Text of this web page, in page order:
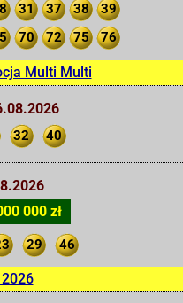
31 37 38
39
70 72 75 76
Multi Multi
32 40
000 zł
29 46